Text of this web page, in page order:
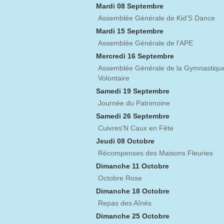
Mardi 08 Septembre
Assemblée Générale de Kid'S Dance
Mardi 15 Septembre
Assemblée Générale de l'APE
Mercredi 16 Septembre
Assemblée Générale de la
Volontaire
Samedi 19 Septembre
Journée du Patrimoine
Samedi 26 Septembre
Cuivres'N Caux en Fête
Jeudi 08 Octobre
Récompenses des Maisons Fleuries
Dimanche 11 Octobre
Octobre Rose
Dimanche 18 Octobre
Repas des Aînés
Dimanche 25 Octobre